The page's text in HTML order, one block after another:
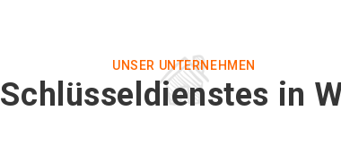
UNSER UNTERNEHMEN
in